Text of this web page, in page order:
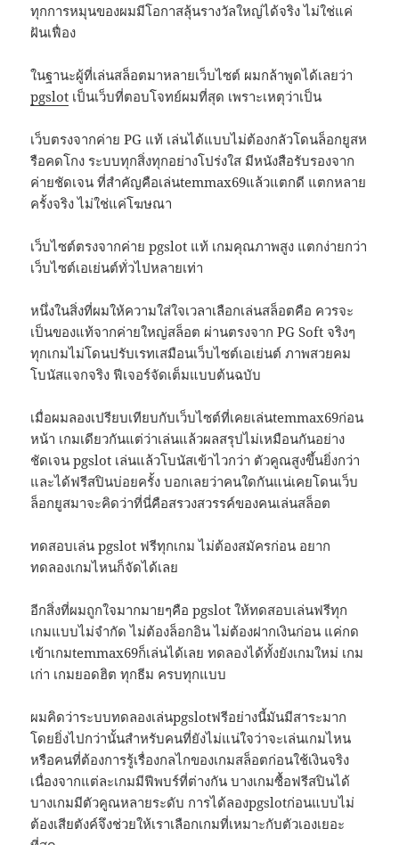
ทุกการหมุนของผมมีโอกาสลุ้นรางวัลใหญ่ได้จริง ไม่ใช่แค่
ฝันเฟื่อง
ในฐานะผู้ที่เล่นสล็อตมาหลายเว็บไซต์ ผมกล้าพูดได้เลยว่า
pgslot เป็นเว็บที่ตอบโจทย์ผมที่สุด เพราะเหตุว่าเป็น
เว็บตรงจากค่าย PG แท้ เล่นได้แบบไม่ต้องกลัวโดนล็อกยูสห
รือคดโกง ระบบทุกสิ่งทุกอย่างโปร่งใส มีหนังสือรับรองจาก
ค่ายชัดเจน ที่สำคัญคือเล่นtemmax69แล้วแตกดี แตกหลาย
ครั้งจริง ไม่ใช่แค่โฆษณา
เว็บไซต์ตรงจากค่าย pgslot แท้ เกมคุณภาพสูง แตกง่ายกว่า
เว็บไซต์เอเย่นต์ทั่วไปหลายเท่า
หนึ่งในสิ่งที่ผมให้ความใส่ใจเวลาเลือกเล่นสล็อตคือ ควรจะ
เป็นของแท้จากค่ายใหญ่สล็อต ผ่านตรงจาก PG Soft จริงๆ
ทุกเกมไม่โดนปรับเรทเสมือนเว็บไซต์เอเย่นต์ ภาพสวยคม
โบนัสแจกจริง ฟีเจอร์จัดเต็มแบบต้นฉบับ
เมื่อผมลองเปรียบเทียบกับเว็บไซต์ที่เคยเล่นtemmax69ก่อน
หน้า เกมเดียวกันแต่ว่าเล่นแล้วผลสรุปไม่เหมือนกันอย่าง
ชัดเจน pgslot เล่นแล้วโบนัสเข้าไวกว่า ตัวคูณสูงขึ้นยิ่งกว่า
และได้ฟรีสปินบ่อยครั้ง บอกเลยว่าคนใดกันแน่เคยโดนเว็บ
ล็อกยูสมาจะคิดว่าที่นี่คือสรวงสวรรค์ของคนเล่นสล็อต
ทดสอบเล่น pgslot ฟรีทุกเกม ไม่ต้องสมัครก่อน อยาก
ทดลองเกมไหนก็จัดได้เลย
อีกสิ่งที่ผมถูกใจมากมายๆคือ pgslot ให้ทดสอบเล่นฟรีทุก
เกมแบบไม่จำกัด ไม่ต้องล็อกอิน ไม่ต้องฝากเงินก่อน แค่กด
เข้าเกมtemmax69ก็เล่นได้เลย ทดลองได้ทั้งยังเกมใหม่ เกม
เก่า เกมยอดฮิต ทุกธีม ครบทุกแบบ
ผมคิดว่าระบบทดลองเล่นpgslotฟรีอย่างนี้มันมีสาระมาก
โดยยิ่งไปกว่านั้นสำหรับคนที่ยังไม่แน่ใจว่าจะเล่นเกมไหน
หรือคนที่ต้องการรู้เรื่องกลไกของเกมสล็อตก่อนใช้เงินจริง
เนื่องจากแต่ละเกมมีฟีพบร์ที่ต่างกัน บางเกมซื้อฟรีสปินได้
บางเกมมีตัวคูณหลายระดับ การได้ลองpgslotก่อนแบบไม่
ต้องเสียตังค์จึงช่วยให้เราเลือกเกมที่เหมาะกับตัวเองเยอะ